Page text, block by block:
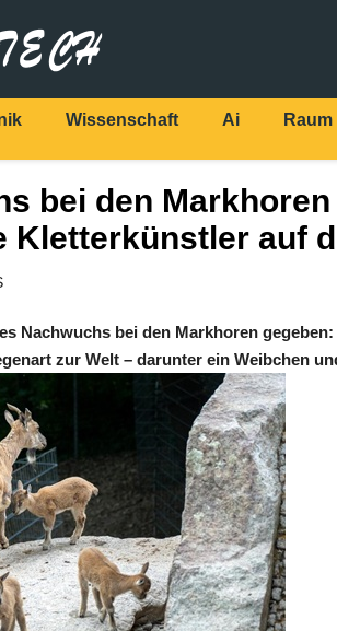
Wissenschaft Ai Raum
bei den
Kletterkünstler auf
Nachwuchs bei den Markhoren
zur Welt – darunter ein Weibchen